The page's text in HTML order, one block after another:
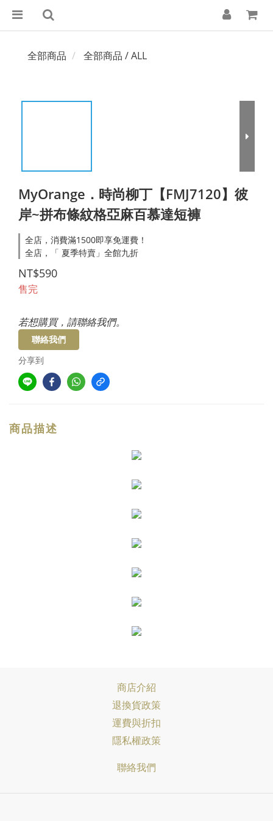
全部商品 全部商品 / ALL
MyOrange．時尚柳丁【FMJ7120】彼
岸~拼布條紋格亞麻百慕達短褲
全店，消費滿1500即享免運費！
全店，「 夏季特賣」全館九折
NT$590
售完
若想購買，請聯絡我們。
聯絡我們
分享到
商品描述
商店介紹
退換貨政策
運費與折扣
隱私權政策
聯絡我們